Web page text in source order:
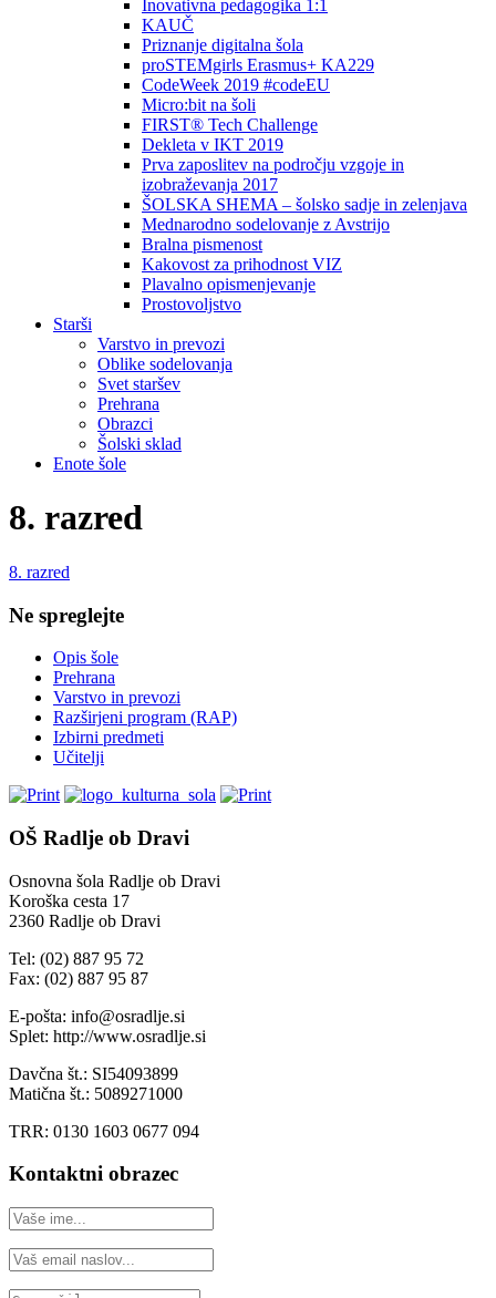
Inovativna pedagogika 1:1
KAUČ
Priznanje digitalna šola
proSTEMgirls Erasmus+ KA229
CodeWeek 2019 #codeEU
Micro:bit na šoli
FIRST® Tech Challenge
Dekleta v IKT 2019
Prva zaposlitev na področju vzgoje in
izobraževanja 2017
ŠOLSKA SHEMA – šolsko sadje in zelenjava
Mednarodno sodelovanje z Avstrijo
Bralna pismenost
Kakovost za prihodnost VIZ
Plavalno opismenjevanje
Prostovoljstvo
Starši
Varstvo in prevozi
Oblike sodelovanja
Svet staršev
Prehrana
Obrazci
Šolski sklad
Enote šole
8. razred
8. razred
Ne spreglejte
Opis šole
Prehrana
Varstvo in prevozi
Razširjeni program (RAP)
Izbirni predmeti
Učitelji
OŠ Radlje ob Dravi
Osnovna šola Radlje ob Dravi
Koroška cesta 17
2360 Radlje ob Dravi
Tel: (02) 887 95 72
Fax: (02) 887 95 87
E-pošta: info@osradlje.si
Splet: http://www.osradlje.si
Davčna št.: SI54093899
Matična št.: 5089271000
TRR: 0130 1603 0677 094
Kontaktni obrazec